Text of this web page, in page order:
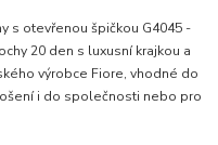
s otevřenou špičkou G4045 -
20 den s luxusní krajkou a
výrobce Fiore, vhodné do
i do společnosti nebo pro